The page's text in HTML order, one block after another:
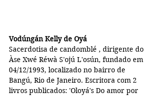
Vodúngán Kelly de Oyá
Sacerdotisa de candomblé , dirigente do
Àse Xwé Réwà S'ojú L'osún, fundado em
04/12/1993, localizado no bairro de
Bangú, Rio de Janeiro. Escritora com 2
livros publicados: 'Oloyá's Do amor por